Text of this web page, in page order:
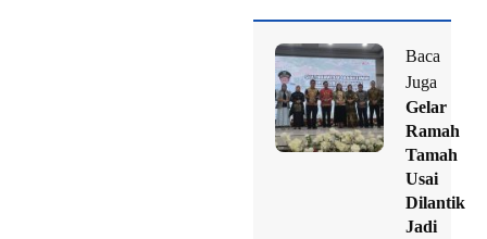
Baca
Juga
Gelar
Ramah
Tamah
Usai
Dilantik
Jadi